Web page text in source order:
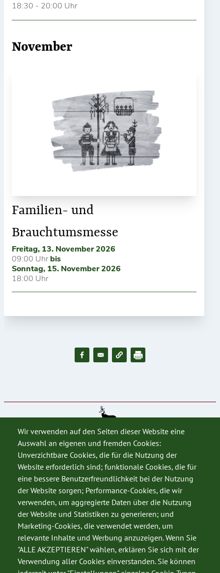
18:30 - 20:00 Uhr
November
Familien- und
Brauchtumsmesse
Freitag, 13. November 2026
09:00 Uhrbis
Sonntag, 15. November 2026
18:00 Uhr
Wir verwenden auf den Seiten dieser Website eine
Auswahl an eigenen und fremden Cookies:
Unverzichtbare Cookies, die für die Nutzung der
Website erforderlich sind; funktionale Cookies, die für
eine bessere Benutzerfreundlichkeit bei der Nutzung
der Website sorgen; Performance-Cookies, die wir
verwenden, um aggregierte Daten über die Nutzung
der Website und Statistiken zu generieren; und
Marketing-Cookies, die verwendet werden, um
relevante Inhalte und Werbung anzuzeigen. Wenn Sie
"ALLE AKZEPTIEREN" wählen, erklären Sie sich mit der
Verwendung aller Cookies einverstanden. Sie können
SERVICE
Datenschutz
Impressum
Kontakt